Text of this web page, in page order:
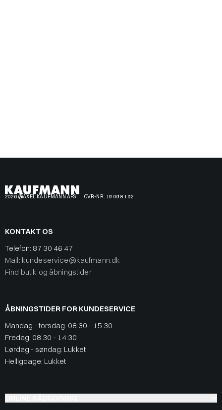
2026 @AXEL KAUFMANN APS CVR-NR. 19 09 81 92
KONTAKT OS
Telefon: 87 30 46 47
Mail: kundeservice@kaufmann.dk
Find butik og åbningstider
ÅBNINGSTIDER FOR KUNDESERVICE
Mandag - torsdag: 08:30 - 15:30
Fredag: 08:30 - 14:30
Lørdag - søndag: Lukket
Helligdage: Lukket